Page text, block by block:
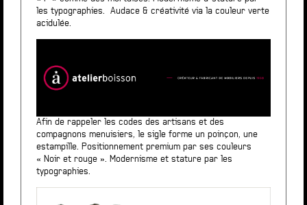
les typographies. Audace & créativité via la couleur verte
acidulée.
Afin de rappeler les codes des artisans et des
compagnons menuisiers, le sigle forme un poinçon, une
estampille. Positionnement premium par ses couleurs
« Noir et rouge ». Modernisme et stature par les
typographies.